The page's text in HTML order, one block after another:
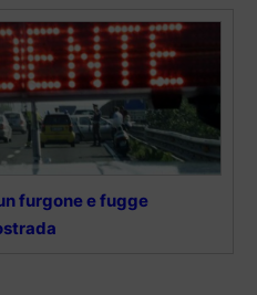
furgone e fugge